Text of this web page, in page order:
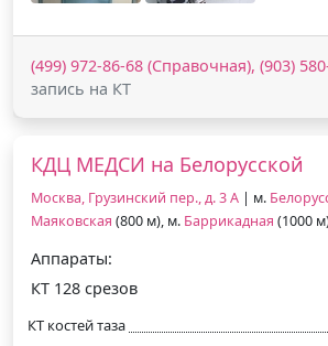
(499) 972-86-68 (Справочная), (903)
запись на КТ
КДЦ МЕДСИ на Белорусской
Москва, Грузинский пер., д. 3 А | м.
Маяковская (800 м), м. Баррикадная (1000
Аппараты:
КТ 128 срезов
КТ костей таза